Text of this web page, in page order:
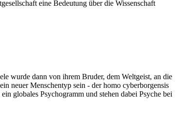
eine Bedeutung über die Wissenschaft
wurde dann von ihrem Bruder, dem Weltgeist, an die
neuer Menschentyp sein - der homo cyberborgensis
globales Psychogramm und stehen dabei Psyche bei